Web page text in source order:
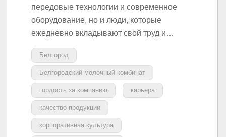
передовые технологии и современное
оборудование, но и люди, которые
ежедневно вкладывают свой труд и…
Белгород
Белгородский молочный комбинат
гордость за компанию карьера
качество продукции
корпоративная культура